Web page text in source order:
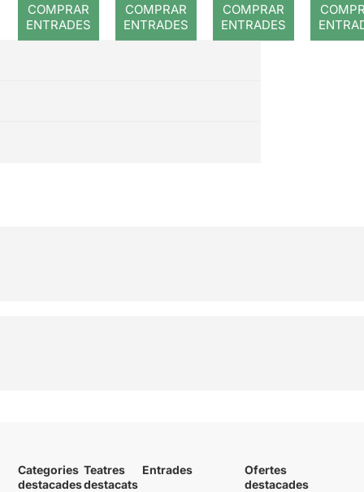
COMPRAR
ENTRADES
COMPRAR
ENTRADES
COMPRAR
ENTRADES
Categories
destacades
Teatres
destacats
Entrades
Ofertes
destacades